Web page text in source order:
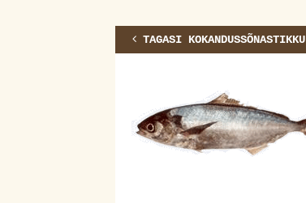
TAGASI KOKANDUSSÕNASTIKKU